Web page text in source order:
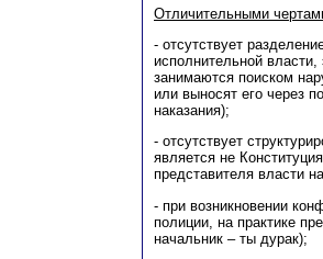
Отличительными
- отсутствует
исполнительной
занимаются поиском
или выносят его через
наказания);
- отсутствует
является не
представителя власти
- при возникновении
полиции, на практике
начальник – ты дурак);